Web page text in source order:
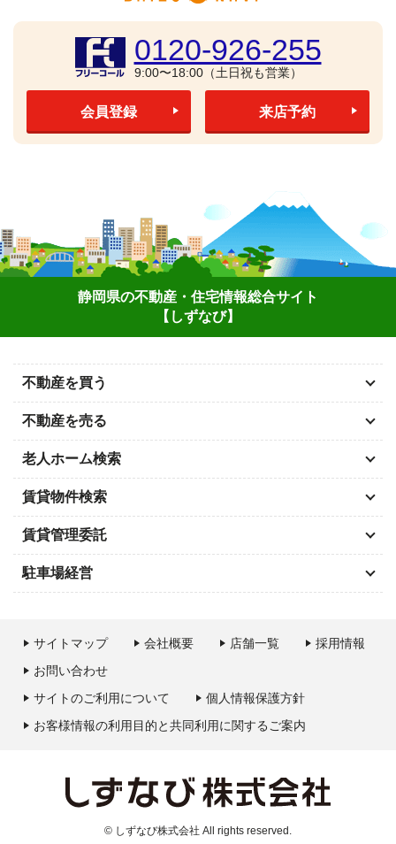
0120-926-255
9:00〜18:00（土日祝も営業）
会員登録 来店予約
静岡県の不動産・住宅情報総合サイト
【しずなび】
不動産を買う
不動産を売る
老人ホーム検索
賃貸物件検索
賃貸管理委託
駐車場経営
サイトマップ 会社概要 店舗一覧
採用情報
お問い合わせ
サイトのご利用について
個人情報保護方針
お客様情報の利用目的と共同利用に関するご案内
© しずなび株式会社 All rights reserved.